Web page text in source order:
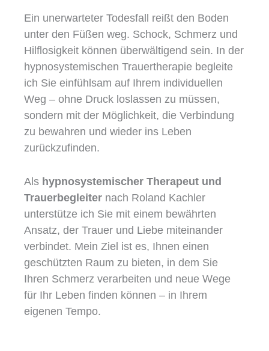
Ein unerwarteter Todesfall reißt den Boden
unter den Füßen weg. Schock, Schmerz und
Hilflosigkeit können überwältigend sein. In der
hypnosystemischen Trauertherapie begleite
ich Sie einfühlsam auf Ihrem individuellen
Weg – ohne Druck loslassen zu müssen,
sondern mit der Möglichkeit, die Verbindung
zu bewahren und wieder ins Leben
zurückzufinden.
Als hypnosystemischer Therapeut und
Trauerbegleiter nach Roland Kachler
unterstütze ich Sie mit einem bewährten
Ansatz, der Trauer und Liebe miteinander
verbindet. Mein Ziel ist es, Ihnen einen
geschützten Raum zu bieten, in dem Sie
Ihren Schmerz verarbeiten und neue Wege
für Ihr Leben finden können – in Ihrem
eigenen Tempo.